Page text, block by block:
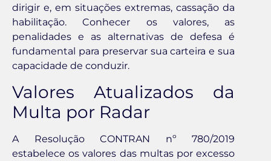
dirigir e, em situações extremas, cassação da
habilitação. Conhecer os valores, as
penalidades e as alternativas de defesa é
fundamental para preservar sua carteira e sua
capacidade de conduzir.
Valores Atualizados da
Multa por Radar
A Resolução CONTRAN nº 780/2019
estabelece os valores das multas por excesso